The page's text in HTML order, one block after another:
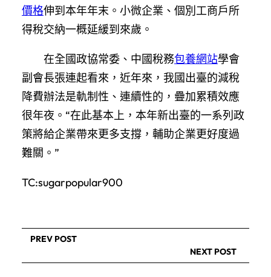
價格伸到本年年末。小微企業、個別工商戶所
得稅交納一概延緩到來歲。
在全國政協常委、中國稅務包養網站學會
副會長張連起看來，近年來，我國出臺的減稅
降費辦法是軌制性、連續性的，疊加累積效應
很年夜。“在此基本上，本年新出臺的一系列政
策將給企業帶來更多支撐，輔助企業更好度過
難關。”
TC:sugarpopular900
PREV POST
NEXT POST